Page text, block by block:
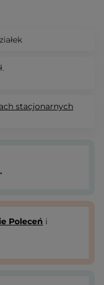
stacjonarnych
Poleceń i